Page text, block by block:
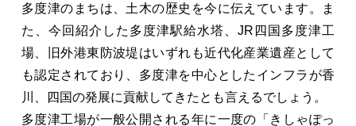
多度津のまちは、土木の歴史を今に伝えています。ま
た、今回紹介した多度津駅給水塔、JR四国多度津工
場、旧外港東防波堤はいずれも近代化産業遺産として
も認定されており、多度津を中心としたインフラが香
川、四国の発展に貢献してきたとも言えるでしょう。
多度津工場が一般公開される年に一度の「きしゃぽっ